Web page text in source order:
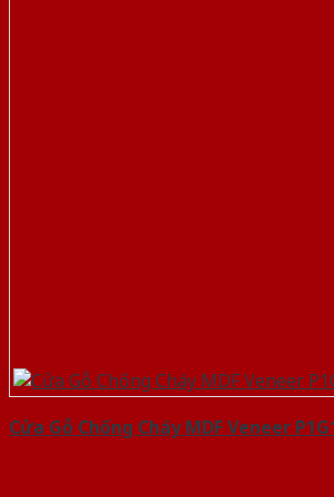
Cửa Gỗ Chống Cháy MDF Veneer